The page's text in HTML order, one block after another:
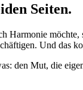
Seiten.
Harmonie
Und das
den Mut, die